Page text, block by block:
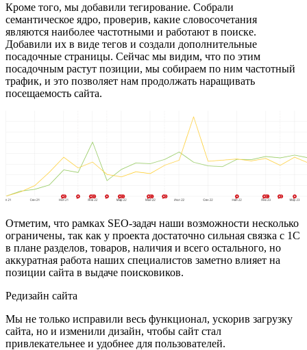
Кроме того, мы добавили тегирование. Собрали
семантическое ядро, проверив, какие словосочетания
являются наиболее частотными и работают в поиске.
Добавили их в виде тегов и создали дополнительные
посадочные страницы. Сейчас мы видим, что по этим
посадочным растут позиции, мы собираем по ним частотный
трафик, и это позволяет нам продолжать наращивать
посещаемость сайта.
Отметим, что рамках SEO-задач наши возможности несколько
ограничены, так как у проекта достаточно сильная связка с 1С
в плане разделов, товаров, наличия и всего остального, но
аккуратная работа наших специалистов заметно влияет на
позиции сайта в выдаче поисковиков.
Редизайн сайта
Мы не только исправили весь функционал, ускорив загрузку
сайта, но и изменили дизайн, чтобы сайт стал
привлекательнее и удобнее для пользователей.